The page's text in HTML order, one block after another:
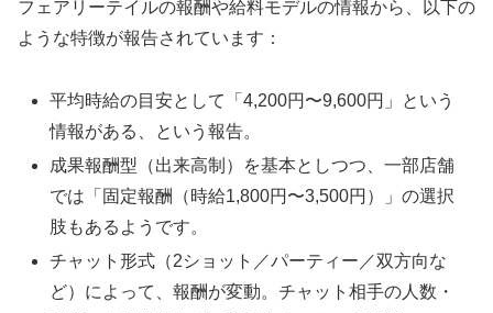
フェアリーテイルの報酬や給料モデルの情報から、以下の
ような特徴が報告されています：
平均時給の目安として「4,200円〜9,600円」という
情報がある、という報告。
成果報酬型（出来高制）を基本としつつ、一部店舗
では「固定報酬（時給1,800円〜3,500円）」の選択
肢もあるようです。
チャット形式（2ショット／パーティー／双方向な
ど）によって、報酬が変動。チャット相手の人数・